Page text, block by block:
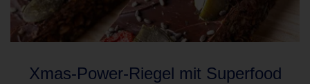
Xmas-Power-Riegel mit Superfood